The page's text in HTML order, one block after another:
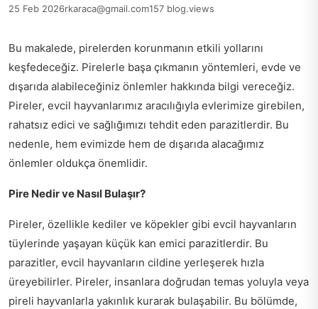
25 Feb 2026rkaraca@gmail.com157 blog.views
Bu makalede, pirelerden korunmanın etkili yollarını
keşfedeceğiz. Pirelerle başa çıkmanın yöntemleri, evde ve
dışarıda alabileceğiniz önlemler hakkında bilgi vereceğiz.
Pireler, evcil hayvanlarımız aracılığıyla evlerimize girebilen,
rahatsız edici ve sağlığımızı tehdit eden parazitlerdir. Bu
nedenle, hem evimizde hem de dışarıda alacağımız
önlemler oldukça önemlidir.
Pire Nedir ve Nasıl Bulaşır?
Pireler, özellikle kediler ve köpekler gibi evcil hayvanların
tüylerinde yaşayan küçük kan emici parazitlerdir. Bu
parazitler, evcil hayvanların cildine yerleşerek hızla
üreyebilirler. Pireler, insanlara doğrudan temas yoluyla veya
pireli hayvanlarla yakınlık kurarak bulaşabilir. Bu bölümde,